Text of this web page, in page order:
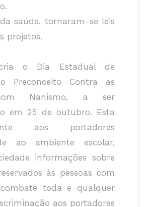
saúde, tornaram-se leis
projetos.
o Dia Estadual de
Preconceito Contra as
Nanismo, a ser
em 25 de outubro. Esta
aos portadores
ao ambiente escolar,
informações sobre
às pessoas com
toda e qualquer
aos portadores